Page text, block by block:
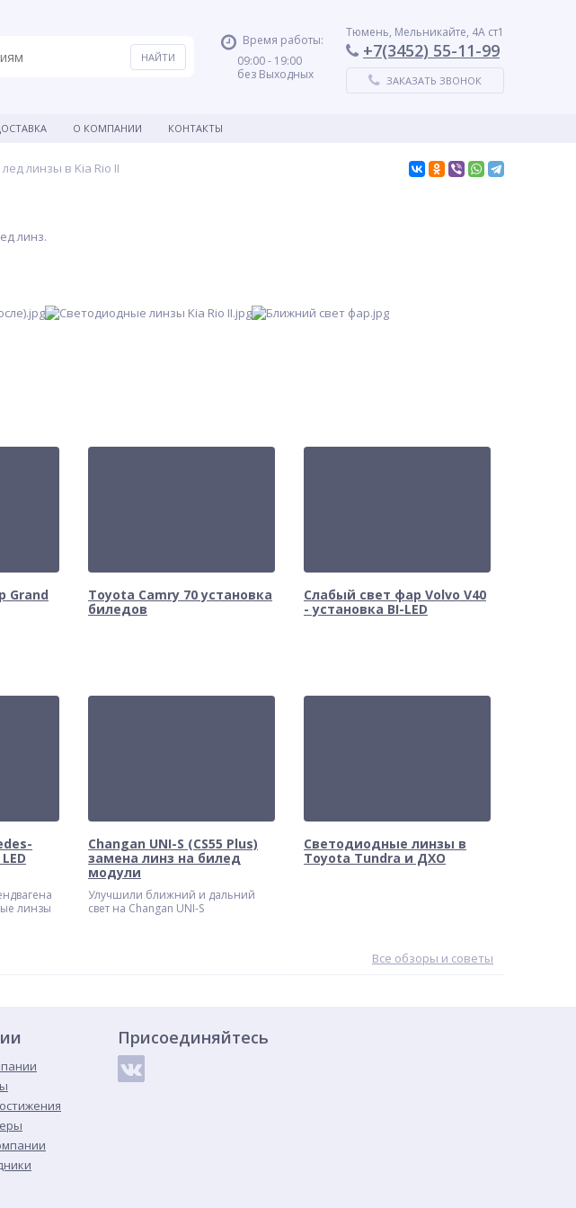
Время работы:
09:00 - 19:00
без Выходных
Тюмень, Мельникайте, 4А ст1
+7(3452) 55-11-99
ЗАКАЗАТЬ ЗВОНОК
О КОМПАНИИ КОНТАКТЫ
лед линзы в Kia Rio II
линз.
Grand
Toyota Camry 70 установка
биледов
Слабый свет фар Volvo V40
- установка BI-LED
линзы
Changan UNI-S (CS55 Plus)
замена линз на билед
модули
Улучшили ближний и дальний
свет на Changan UNI-S
Светодиодные линзы в
Toyota Tundra и ДХО
Все обзоры и советы
Присоединяйтесь